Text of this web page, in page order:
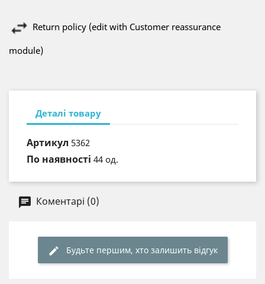
Return policy (edit with Customer reassurance
module)
Деталі товару
Артикул 5362
По наявності 44 од.
Коментарі (0)
Будьте першим, хто залишить відгук